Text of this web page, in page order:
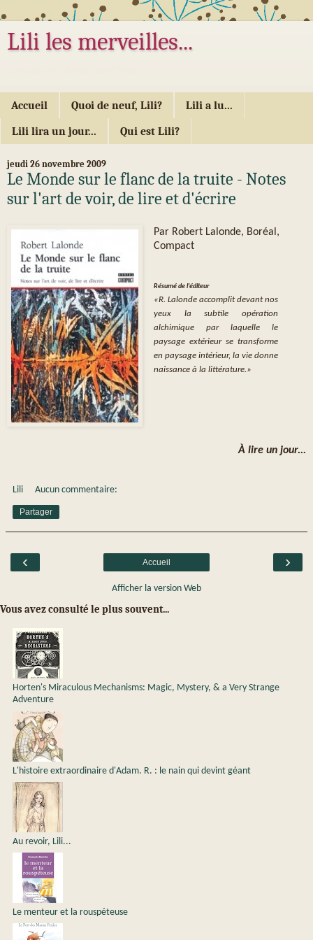
Lili les merveilles...
Accueil Quoi de neuf, Lili? Lili a lu...
Lili lira un jour... Qui est Lili?
jeudi 26 novembre 2009
Le Monde sur le flanc de la truite - Notes
sur l'art de voir, de lire et d'écrire
Par Robert Lalonde, Boréal,
Compact
Résumé de l'éditeur
«R. Lalonde accomplit devant nos
yeux la subtile opération
alchimique par laquelle le
paysage extérieur se transforme
en paysage intérieur, la vie donne
naissance à la littérature.»
À lire un jour...
Lili Aucun commentaire:
Partager
‹ ›
Accueil
Afficher la version Web
Vous avez consulté le plus souvent...
Horten's Miraculous Mechanisms: Magic, Mystery, & a Very Strange
Adventure
L'histoire extraordinaire d'Adam. R. : le nain qui devint géant
Au revoir, Lili...
Le menteur et la rouspéteuse